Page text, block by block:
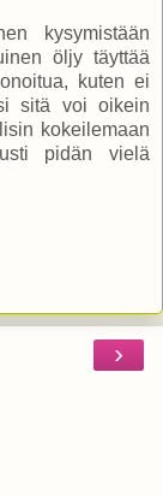
kysymistään
öljy täyttää
kuten ei
sitä voi oikein
kokeilemaan
pidän vielä
›